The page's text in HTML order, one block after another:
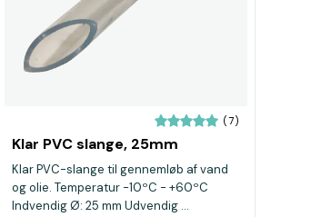
(7)
Klar PVC slange, 25mm
Klar PVC-slange til gennemløb af vand
og olie. Temperatur -10ºC - +60ºC
Indvendig Ø: 25 mm Udvendig ...